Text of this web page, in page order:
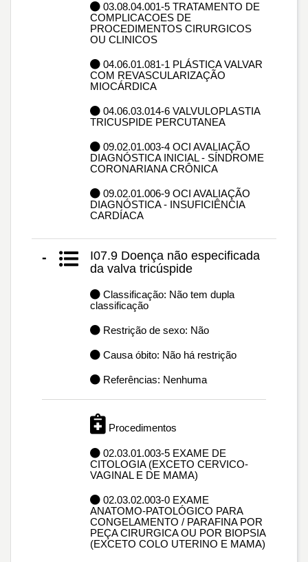
03.08.04.001-5 TRATAMENTO DE
COMPLICACOES DE
PROCEDIMENTOS CIRURGICOS
OU CLINICOS
04.06.01.081-1 PLÁSTICA VALVAR
COM REVASCULARIZAÇÃO
MIOCÁRDICA
04.06.03.014-6 VALVULOPLASTIA
TRICUSPIDE PERCUTANEA
09.02.01.003-4 OCI AVALIAÇÃO
DIAGNÓSTICA INICIAL - SÍNDROME
CORONARIANA CRÔNICA
09.02.01.006-9 OCI AVALIAÇÃO
DIAGNÓSTICA - INSUFICIÊNCIA
CARDÍACA
-
I07.9 Doença não especificada
da valva tricúspide
Classificação: Não tem dupla
classificação
Restrição de sexo: Não
Causa óbito: Não há restrição
Referências: Nenhuma
Procedimentos
02.03.01.003-5 EXAME DE
CITOLOGIA (EXCETO CERVICO-
VAGINAL E DE MAMA)
02.03.02.003-0 EXAME
ANATOMO-PATOLÓGICO PARA
CONGELAMENTO / PARAFINA POR
PEÇA CIRURGICA OU POR BIOPSIA
(EXCETO COLO UTERINO E MAMA)